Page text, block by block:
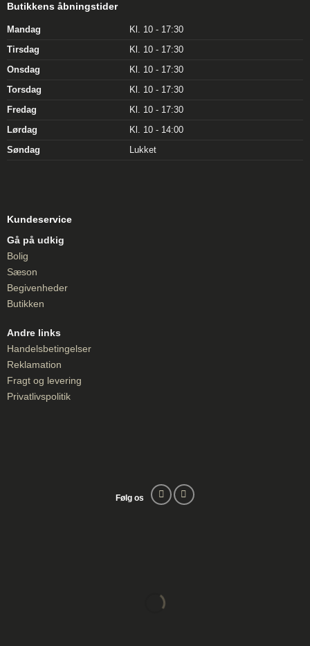
Butikkens åbningstider
Mandag
Kl. 10 - 17:30
Tirsdag
Kl. 10 - 17:30
Onsdag
Kl. 10 - 17:30
Torsdag
Kl. 10 - 17:30
Fredag
Kl. 10 - 17:30
Lørdag
Kl. 10 - 14:00
Søndag
Lukket
Kundeservice
Gå på udkig
Bolig
Sæson
Begivenheder
Butikken
Andre links
Handelsbetingelser
Reklamation
Fragt og levering
Privatlivspolitik
Følg os